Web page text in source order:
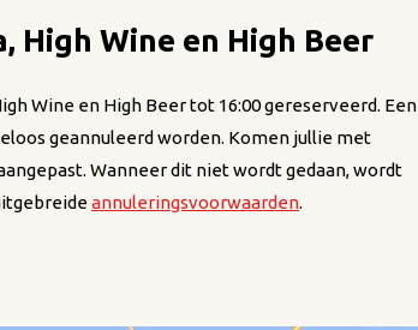
High Wine en High Beer
Wine en High Beer tot 16:00 gereserveerd. Een
geannuleerd worden. Komen jullie met
Wanneer dit niet wordt gedaan, wordt
annuleringsvoorwaarden.